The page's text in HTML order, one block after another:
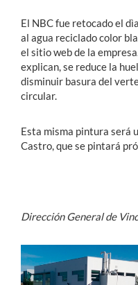
El NBC fue retocado el
al agua reciclado color
el sitio web de la
explican, se reduce la
disminuir basura del
circular.
Esta misma pintura será
Castro, que se pintará
Dirección General de